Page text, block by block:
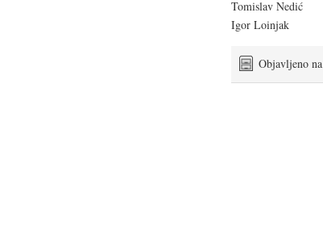
Tomislav Nedić
Igor Loinjak
Objavljeno na